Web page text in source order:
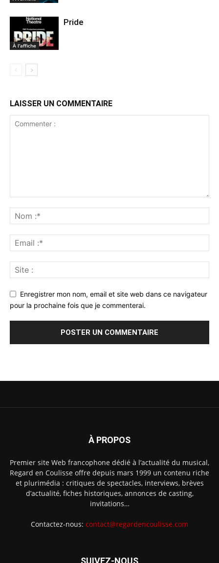
À l'affiche
Pride
LAISSER UN COMMENTAIRE
Enregistrer mon nom, email et site web dans ce navigateur
pour la prochaine fois que je commenterai.
À PROPOS
Premier site Web francophone dédié à l’actualité du musical,
Regard en Coulisse offre depuis mars 1999 un contenu riche
et plurimédia : critiques de spectacles, interviews, brèves
d’actualité, fiches historiques, annonces de casting,
invitations…
Contactez-nous: contact@regardencoulisse.com
SUIVEZ-NOUS